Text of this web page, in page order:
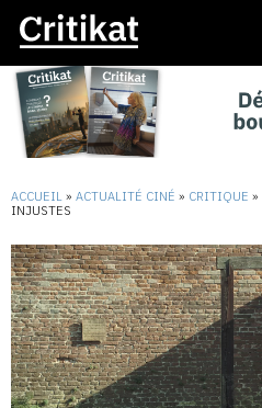
ACCUEIL » ACTUALITÉ CINÉ » CRITIQUE »
INJUSTES